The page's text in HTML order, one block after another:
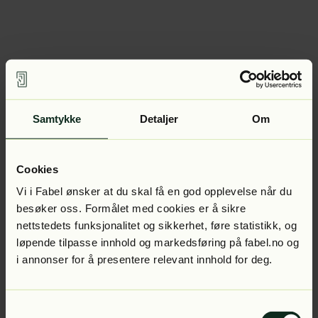
Samtykke Detaljer Om
Cookies
Vi i Fabel ønsker at du skal få en god opplevelse når du
besøker oss. Formålet med cookies er å sikre
nettstedets funksjonalitet og sikkerhet, føre statistikk, og
løpende tilpasse innhold og markedsføring på fabel.no og
i annonser for å presentere relevant innhold for deg.